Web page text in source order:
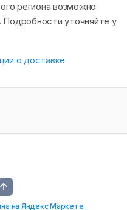
региона возможно
уточняйте у
о доставке